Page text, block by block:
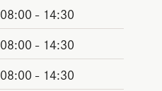
08:00 - 14:30
08:00 - 14:30
08:00 - 14:30